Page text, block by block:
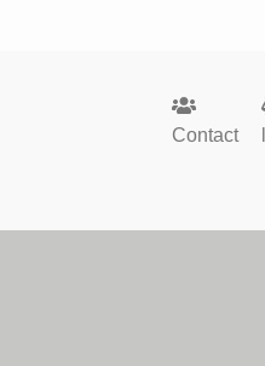
Footer
menu
Contact